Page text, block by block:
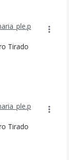
Tirado
Tirado